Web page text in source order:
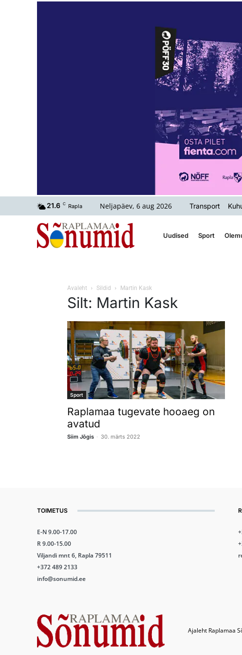
21.6 C Rapla Neljapäev, 6 aug 2026 Transport
Uudised Sport
Avaleht Sildid Martin Kask
Silt: Martin Kask
Sport
Raplamaa tugevate hooaeg on
avatud
Siim Jõgis - 30. märts 2022
TOIMETUS
E-N 9.00-17.00
R 9.00-15.00
Viljandi mnt 6, Rapla 79511
+372 489 2133
info@sonumid.ee
Ajaleht Raplamaa